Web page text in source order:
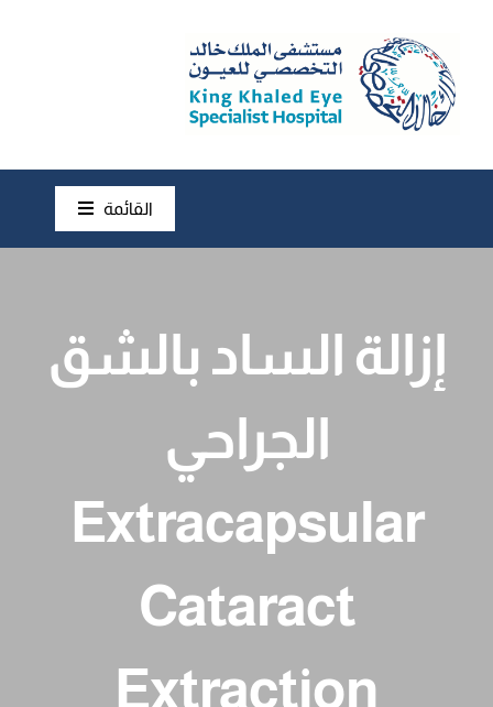
content
القائمة
عمليات العين
منشورات
إزالة الساد بالشق
الجراحي
Extracapsular
Cataract
Extraction